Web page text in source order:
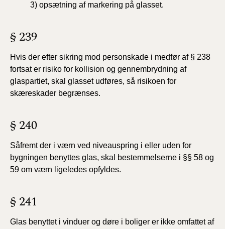
3) opsætning af markering på glasset.
§ 239
Hvis der efter sikring mod personskade i medfør af § 238
fortsat er risiko for kollision og gennembrydning af
glaspartiet, skal glasset udføres, så risikoen for
skæreskader begrænses.
§ 240
Såfremt der i værn ved niveauspring i eller uden for
bygningen benyttes glas, skal bestemmelserne i §§ 58 og
59 om værn ligeledes opfyldes.
§ 241
Glas benyttet i vinduer og døre i boliger er ikke omfattet af